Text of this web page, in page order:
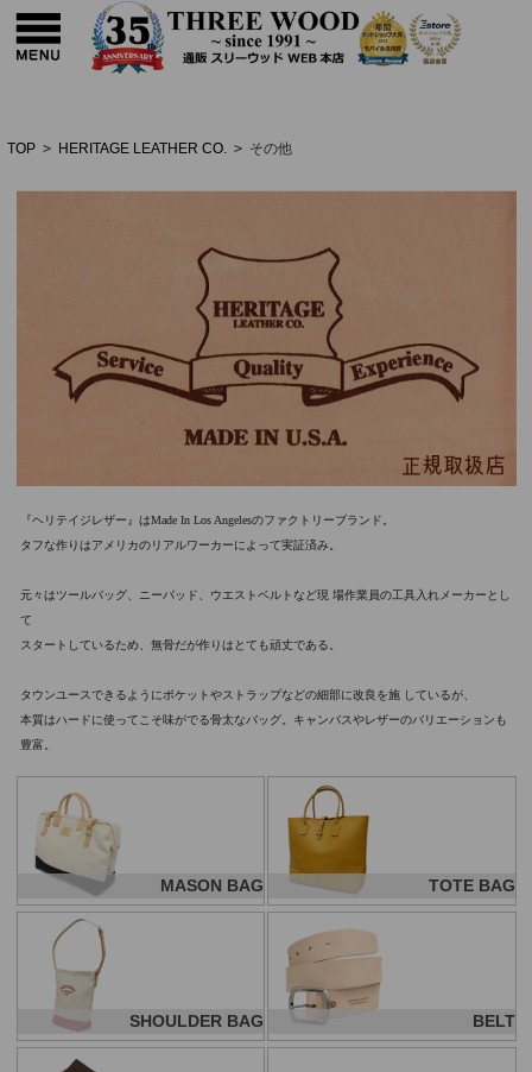
TOP > HERITAGE LEATHER CO. > その他
『ヘリテイジレザー』はMade In Los Angelesのファクトリーブランド。
タフな作りはアメリカのリアルワーカーによって実証済み。
元々はツールバッグ、ニーパッド、ウエストベルトなど現 場作業員の工具入れメーカーとし
て
スタートしているため、無骨だが作りはとても頑丈である。
タウンユースできるようにポケットやストラップなどの細部に改良を施 しているが、
本質はハードに使ってこそ味がでる骨太なバッグ。キャンバスやレザーのバリエーションも
豊富。
MASON BAG TOTE BAG
SHOULDER BAG BELT